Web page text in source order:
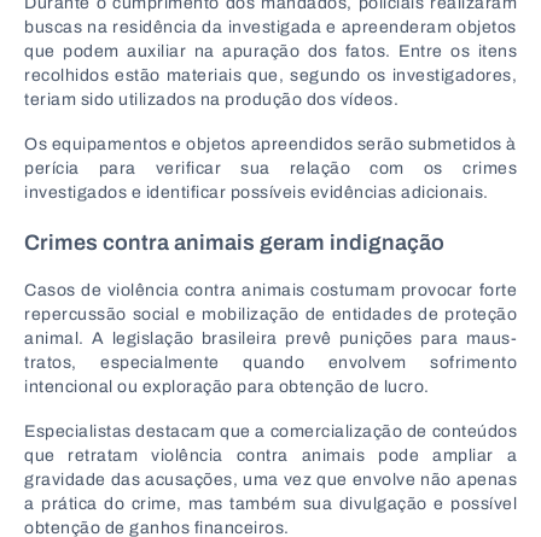
buscas na residência da investigada e apreenderam objetos
que podem auxiliar na apuração dos fatos. Entre os itens
recolhidos estão materiais que, segundo os investigadores,
teriam sido utilizados na produção dos vídeos.
Os equipamentos e objetos apreendidos serão submetidos à
perícia para verificar sua relação com os crimes
investigados e identificar possíveis evidências adicionais.
Crimes contra animais geram indignação
Casos de violência contra animais costumam provocar forte
repercussão social e mobilização de entidades de proteção
animal. A legislação brasileira prevê punições para maus-
tratos, especialmente quando envolvem sofrimento
intencional ou exploração para obtenção de lucro.
Especialistas destacam que a comercialização de conteúdos
que retratam violência contra animais pode ampliar a
gravidade das acusações, uma vez que envolve não apenas
a prática do crime, mas também sua divulgação e possível
obtenção de ganhos financeiros.